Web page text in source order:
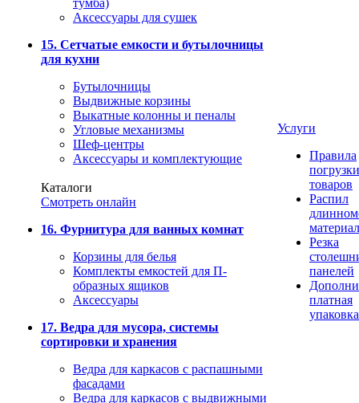
тумба)
Аксессуары для сушек
15. Сетчатые емкости и бутылочницы
для кухни
Бутылочницы
Выдвижные корзины
Выкатные колонны и пеналы
Угловые механизмы
Шеф-центры
Аксессуары и комплектующие
Каталоги
Смотреть онлайн
16. Фурнитура для ванных комнат
Корзины для белья
Комплекты емкостей для П-
образных ящиков
Аксессуары
17. Ведра для мусора, системы
сортировки и хранения
Ведра для каркасов с распашными
фасадами
Ведра для каркасов с выдвижными
Услуги
Правила
погрузки
товаров
Распил
Резка
панелей
платная
упаковка